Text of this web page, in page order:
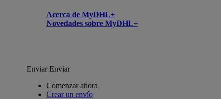
Acerca de MyDHL+
Novedades sobre MyDHL+
EnviarEnviar
Comenzar ahora
Crear un envío